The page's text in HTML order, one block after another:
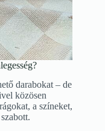
darabokat – de
közösen
a színeket,